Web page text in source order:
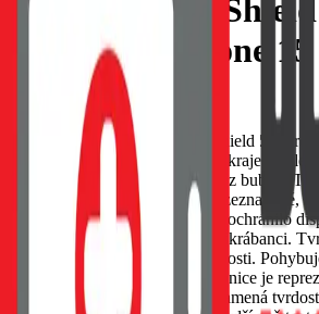
Tactical Glass
pro Apple iPhone
8596311220869
Prémiové sklo Tactical Glass Shield 5D pro
displeje. Sklo chrání i zahnuté okraje
k displeji telefonu perfektní a bez bublin.
na displeji je tak prakticky nerozeznatelné,
dostatečně pevné a odolné, aby ochránilo
nechtěném pádu, nebo lehčími škrábanci.
Mohova stupnice minerální tvrdosti.
označuje tvrdost diamantu. Stupnice je
bez přípony "H". Přípona H znamená